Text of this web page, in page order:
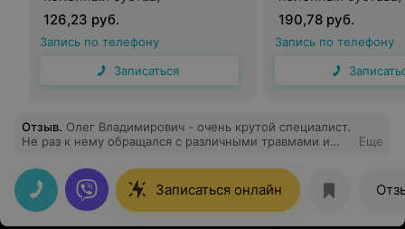
126,23 руб.
Запись по телефону
Записаться
190,78 руб.
Запись по телефону
Отзыв. Олег Владимирович - очень крутой специалист.
Не раз к нему обращался с различными травмами и
лечение.
Еще
Записаться онлайн